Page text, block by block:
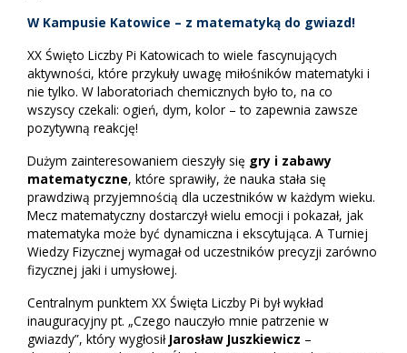
W Kampusie Katowice – z matematyką do gwiazd!
XX Święto Liczby Pi Katowicach to wiele fascynujących
aktywności, które przykuły uwagę miłośników matematyki i
nie tylko. W laboratoriach chemicznych było to, na co
wszyscy czekali: ogień, dym, kolor – to zapewnia zawsze
pozytywną reakcję!
Dużym zainteresowaniem cieszyły się gry i zabawy
matematyczne, które sprawiły, że nauka stała się
prawdziwą przyjemnością dla uczestników w każdym wieku.
Mecz matematyczny dostarczył wielu emocji i pokazał, jak
matematyka może być dynamiczna i ekscytująca. A Turniej
Wiedzy Fizycznej wymagał od uczestników precyzji zarówno
fizycznej jaki i umysłowej.
Centralnym punktem XX Święta Liczby Pi był wykład
inauguracyjny pt. „Czego nauczyło mnie patrzenie w
gwiazdy”, który wygłosił Jarosław Juszkiewicz –